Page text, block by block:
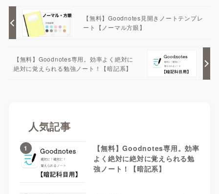
【無料】Goodnotes見開きノートテンプレ
ート【ノーマル方眼】
【無料】Goodnotes専用。効率よく絶対に
絶対に覚えられる勉強ノート！【暗記系】
人気記事
1
【無料】Goodnotes専用。効率
よく絶対に絶対に覚えられる勉
強ノート！【暗記系】